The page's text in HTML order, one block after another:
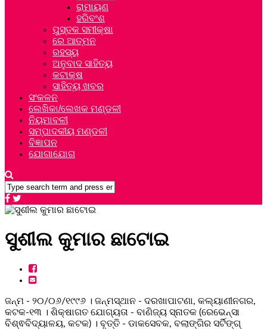
ରାମାୟଣ
ହରିବଂଶ
ପୁସ୍ତକ ସମୀକ୍ଷା
ରେ ଆତ୍ମନ
ରହସ୍ୟ
ଅନୁବାଦ ସାହିତ୍ୟ
କଟାକ୍ଷ
ସାହିତ୍ୟ ଖବର
ସଂକଳନ
ଲେଖିକା/ଲେଖକ ମଣ୍ଡଳୀ
ନିୟମାବଳୀ
ସମ୍ପାଦକୀୟ ମଣ୍ଡଳୀ
ବିଜ୍ଞାପନ
ଯୋଗାଯୋଗ
ସୁଶୀଲ କୁମାର ଛାଟୋଇ
ଜନ୍ମ - ୨୦/୦୬/୧୯୯୬ । ଜନ୍ମସ୍ଥାନ - ଦରଖାପାଟଣା, କଲ୍ୟାଣୀନଗର,
କଟକ-୧୩ । ଶିକ୍ଷାଗତ ଯୋଗ୍ୟତା - ବାଣିଜ୍ୟ ସ୍ନାତକ (ରେଭେନ୍ସା
ବିଶ୍ଵବିଦ୍ୟାଳୟ, କଟକ) । ବୃତ୍ତି - ଡାକସେବକ, ବଲାଙ୍ଗିର ସର୍ଟିଙ୍ଗ୍